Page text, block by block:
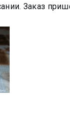
Заказ